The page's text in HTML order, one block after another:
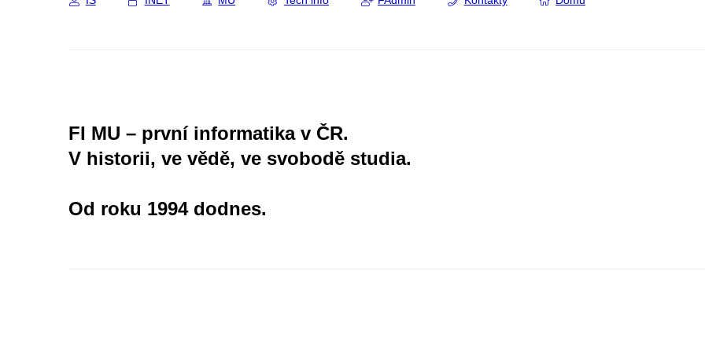
FI MU – první informatika v ČR.
V historii, ve vědě, ve svobodě studia.
Od roku 1994 dodnes.